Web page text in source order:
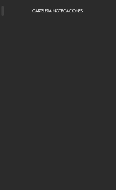
CARTELERA NOTIFICACIONES